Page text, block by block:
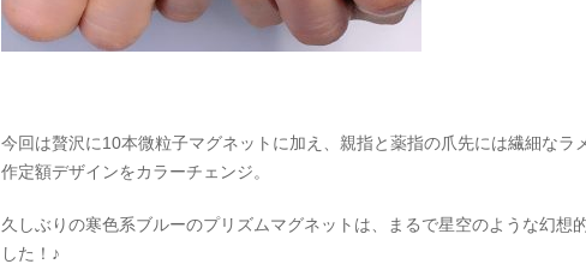
今回は贅沢に10本微粒子マグネットに加え、親指と薬指の爪先には繊細なラ
作定額デザインをカラーチェンジ。
久しぶりの寒色系ブルーのプリズムマグネットは、まるで星空のような幻想
した！♪